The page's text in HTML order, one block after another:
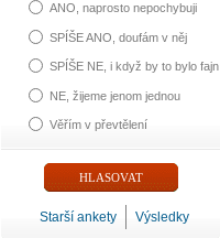
ANO, naprosto nepochybuji
SPÍŠE ANO, doufám v něj
SPÍŠE NE, i když by to bylo fajn
NE, žijeme jenom jednou
Věřím v převtělení
Starší ankety Výsledky